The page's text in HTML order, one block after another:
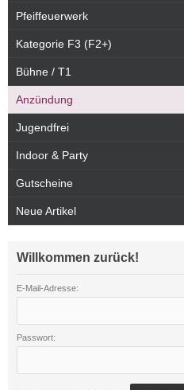
Pfeiffeuerwerk
Kategorie F3 (F2+)
Bühne / T1
Anzündung
Jugendfrei
Indoor & Party
Gutscheine
Neue Artikel
Willkommen zurück!
E-Mail-Adresse:
Passwort: